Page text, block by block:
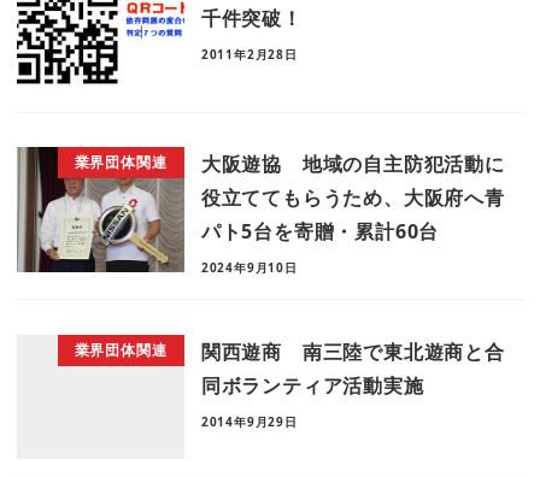
千件突破！
2011年2月28日
業界団体関連
大阪遊協 地域の自主防犯活動に
役立ててもらうため、大阪府へ青
パト5台を寄贈・累計60台
2024年9月10日
業界団体関連
関西遊商 南三陸で東北遊商と合
同ボランティア活動実施
2014年9月29日